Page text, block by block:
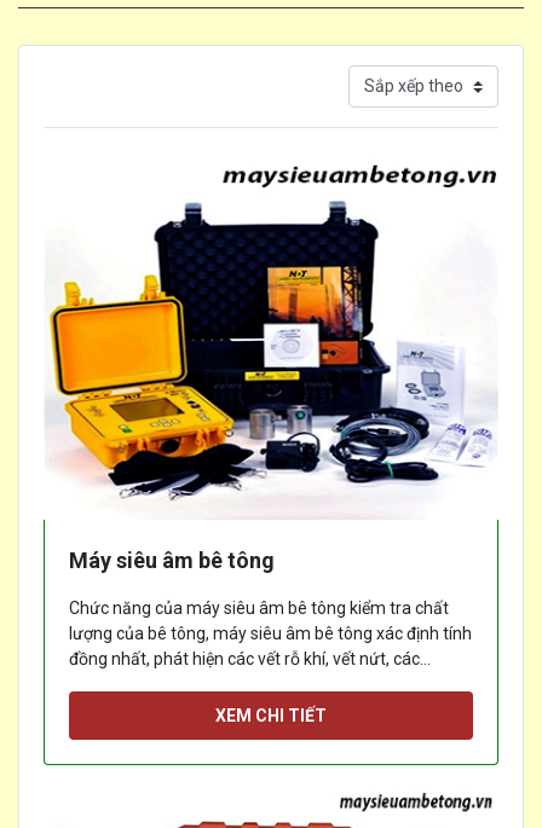
Máy siêu âm bê tông
Chức năng của máy siêu âm bê tông kiểm tra chất
lượng của bê tông, máy siêu âm bê tông xác định tính
đồng nhất, phát hiện các vết rỗ khí, vết nứt, các
XEM CHI TIẾT